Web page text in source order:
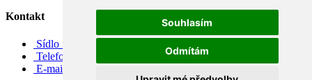
Souhlasím
Odmítám
Kontakt
Sídlo firmy: Boženy Němcové 739/1, Svitavy 568 02, CZ
Telefon: +420 608 449 590
E-mail: info@e-color.cz